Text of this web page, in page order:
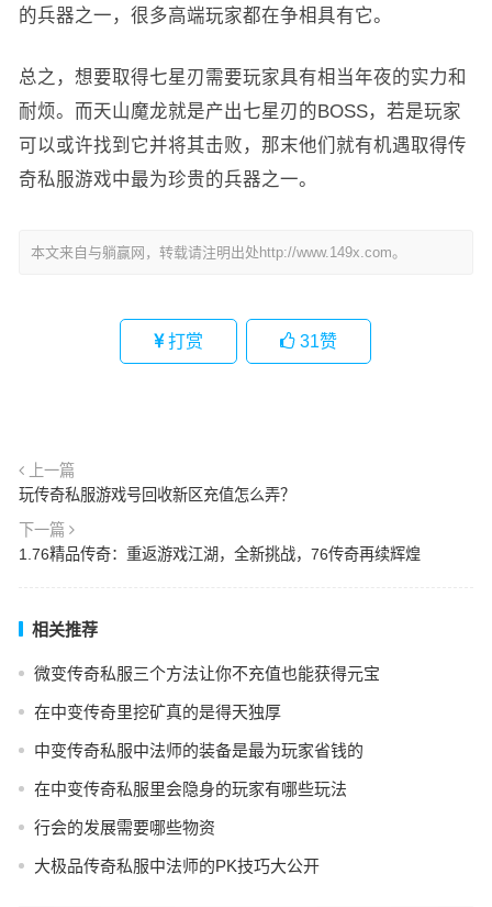
的兵器之一，很多高端玩家都在争相具有它。
总之，想要取得七星刃需要玩家具有相当年夜的实力和
耐烦。而天山魔龙就是产出七星刃的BOSS，若是玩家
可以或许找到它并将其击败，那末他们就有机遇取得传
奇私服游戏中最为珍贵的兵器之一。
本文来自与躺赢网，转载请注明出处http://www.149x.com。
打赏 31赞
上一篇
玩传奇私服游戏号回收新区充值怎么弄？
下一篇
1.76精品传奇：重返游戏江湖，全新挑战，76传奇再续辉煌
相关推荐
微变传奇私服三个方法让你不充值也能获得元宝
在中变传奇里挖矿真的是得天独厚
中变传奇私服中法师的装备是最为玩家省钱的
在中变传奇私服里会隐身的玩家有哪些玩法
行会的发展需要哪些物资
大极品传奇私服中法师的PK技巧大公开